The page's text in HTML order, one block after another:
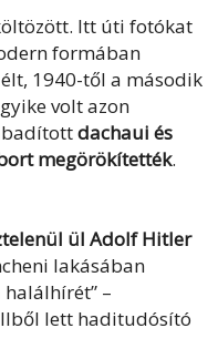
Itt úti fotókat
formában
1940-től a második
volt azon
dachaui és
megörökítették.
ül Adolf Hitler
lakásában
–
lett haditudósító